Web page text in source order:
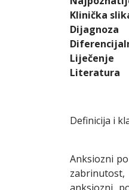
Klinička
Dijagnoza
Liječenje
Literatura
Definicija i
Anksiozni